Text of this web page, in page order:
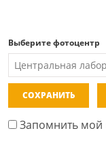
Выберите фотоцентр
СОХРАНИТЬ
Запомнить мой